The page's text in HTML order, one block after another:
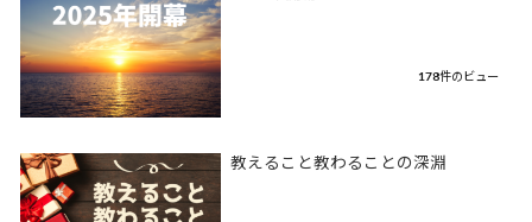
178件のビュー
教えること教わることの深淵